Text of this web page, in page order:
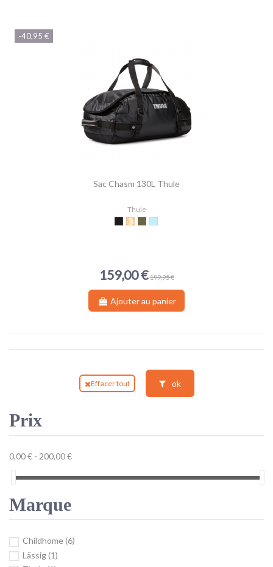
-40,95 €
Sac Chasm 130L Thule
Thule
159,00 € 199,95 €
BlackGoldOlivine
Pond
Ajouter au panier
Effacer tout ok
Prix
0,00 € - 200,00 €
Marque
Childhome(6)
Lässig(1)